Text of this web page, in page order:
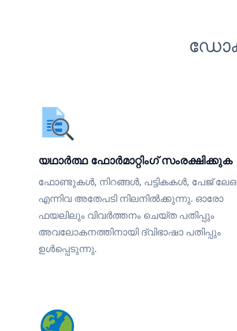
യഥാർത്ഥ ഫോർമാറ്റിംഗ് സംരക്ഷിക്കുക
ഫോണ്ടുകൾ, നിറങ്ങൾ, പട്ടികകൾ, പേജ്
എന്നിവ അതേപടി നിലനിൽക്കുന്നു. ഓരോ
ഫയലിലും വിവർത്തനം ചെയ്ത പതിപ്പും
അവലോകനത്തിനായി ദ്വിഭാഷാ പതിപ്പും
ഉൾപ്പെടുന്നു.